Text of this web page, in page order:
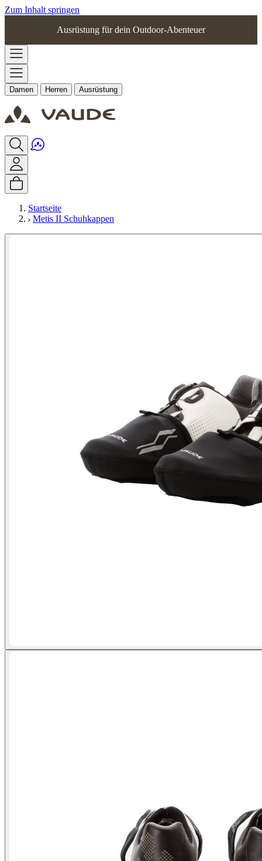
Zum Inhalt springen
Ausrüstung für dein Outdoor-Abenteuer
Damen Herren Ausrüstung
Startseite
Metis II Schuhkappen